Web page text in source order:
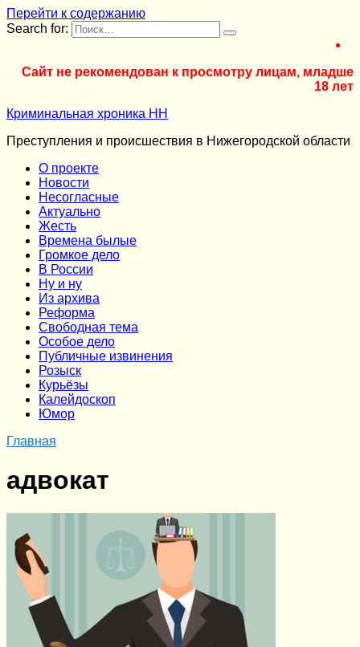
Перейти к содержанию
Search for:
Сайт не рекомендован к просмотру лицам, младше
18 лет
Криминальная хроника НН
Преступления и происшествия в Нижегородской области
О проекте
Новости
Несогласные
Актуально
Жесть
Времена былые
Громкое дело
В России
Ну и ну
Из архива
Реформа
Cвободная тема
Особое дело
Публичные извинения
Розыск
Курьёзы
Калейдоскоп
Юмор
Главная
адвокат